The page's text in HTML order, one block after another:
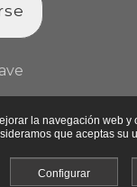
la navegación web y
que aceptas su
Configurar